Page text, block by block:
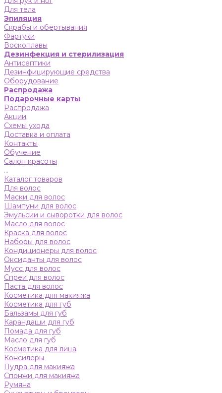
Для тела
Эпиляция
Скрабы и обертывания
Фартуки
Воскоплавы
Дезинфекция и стерилизация
Антисептики
Дезинфицирующие средства
Оборудование
Распродажа
Подарочные карты
Распродажа
Акции
Схемы ухода
Доставка и оплата
Контакты
Обучение
Салон красоты
...
Каталог товаров
Для волос
Маски для волос
Шампуни для волос
Эмульсии и сыворотки для волос
Масло для волос
Краска для волос
Наборы для волос
Кондиционеры для волос
Оксиданты для волос
Мусс для волос
Спреи для волос
Паста для волос
Косметика для макияжа
Косметика для губ
Бальзамы для губ
Карандаши для губ
Помада для губ
Масло для губ
Косметика для лица
Консилеры
Пудра для макияжа
Спонжи для макияжа
Румяна